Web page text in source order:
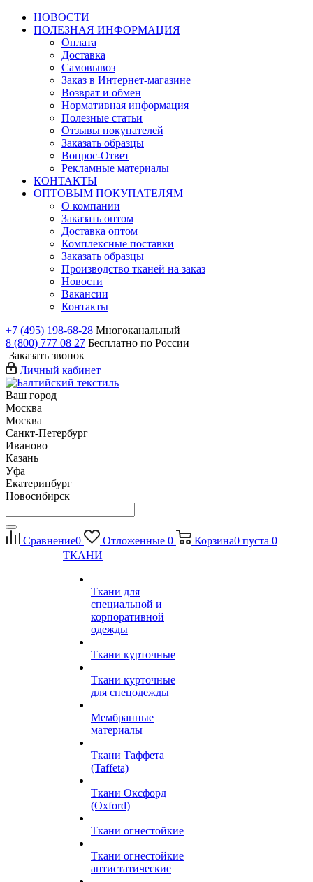
НОВОСТИ
ПОЛЕЗНАЯ ИНФОРМАЦИЯ
Оплата
Доставка
Самовывоз
Заказ в Интернет-магазине
Возврат и обмен
Нормативная информация
Полезные статьи
Отзывы покупателей
Заказать образцы
Вопрос-Ответ
Рекламные материалы
КОНТАКТЫ
ОПТОВЫМ ПОКУПАТЕЛЯМ
О компании
Заказать оптом
Доставка оптом
Комплексные поставки
Заказать образцы
Производство тканей на заказ
Новости
Вакансии
Контакты
+7 (495) 198-68-28 Многоканальный
8 (800) 777 08 27 Бесплатно по России
Заказать звонок
Личный кабинет
Ваш город
Москва
Москва
Санкт-Петербург
Иваново
Казань
Уфа
Екатеринбург
Новосибирск
Сравнение0 Отложенные 0 Корзина0 пуста 0
ТКАНИ
Ткани для
специальной и
корпоративной
одежды
Ткани курточные
Ткани курточные
для спецодежды
Мембранные
материалы
Ткани Таффета
(Taffeta)
Ткани Оксфорд
(Oxford)
Ткани огнестойкие
Ткани огнестойкие
антистатические